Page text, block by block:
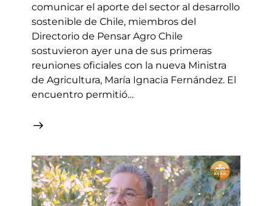
comunicar el aporte del sector al desarrollo
sostenible de Chile, miembros del
Directorio de Pensar Agro Chile
sostuvieron ayer una de sus primeras
reuniones oficiales con la nueva Ministra
de Agricultura, María Ignacia Fernández. El
encuentro permitió…